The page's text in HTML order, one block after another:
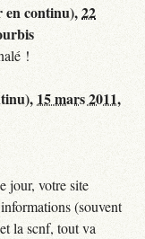
en continu),22
!
15 mars 2011,
jour, votre site
(souvent
la scnf, tout va